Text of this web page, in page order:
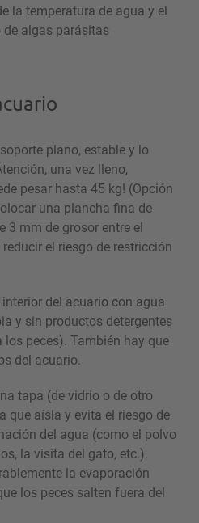
la temperatura de agua y el
algas parásitas
plano, estable y lo
una vez lleno,
pesar hasta 45 kg! (Opción
una plancha fina de
3 mm de grosor entre el
el riesgo de restricción
del acuario con agua
y sin productos detergentes
peces). También hay que
del acuario.
tapa (de vidrio o de otro
que aísla y evita el riesgo de
del agua (como el polvo
la visita del gato, etc.).
la evaporación
los peces salten fuera del